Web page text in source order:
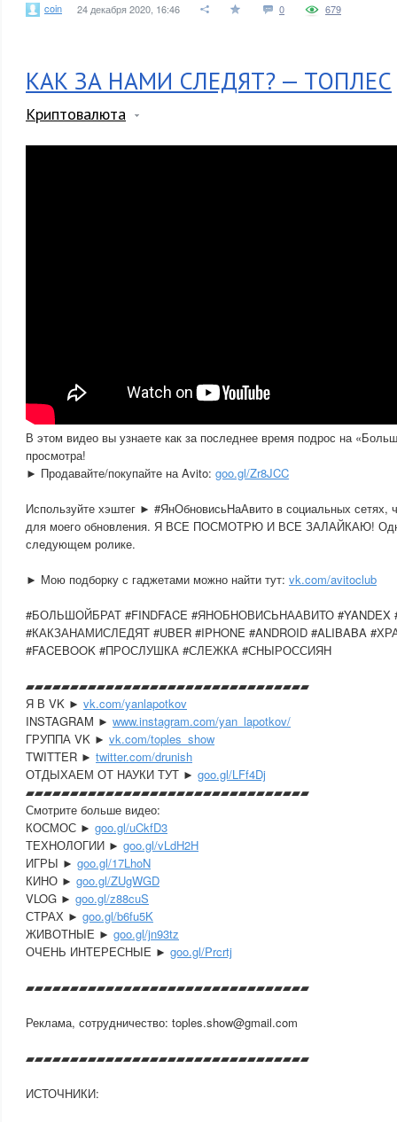
coin 24 декабря 2020, 16:46 0 679
КАК ЗА НАМИ СЛЕДЯТ? — ТОПЛЕС
Криптовалюта
В этом видео вы узнаете как за последнее время подрос на
просмотра!
► Продавайте/покупайте на Avito: goo.gl/Zr8JCC
Используйте хэштег ► #ЯнОбновисьНаАвито в социальных сетях,
для моего обновления. Я ВСЕ ПОСМОТРЮ И ВСЕ ЗАЛАЙКАЮ!
следующем ролике.
► Мою подборку с гаджетами можно найти тут: vk.com/avitoclub
#БОЛЬШОЙБРАТ #FINDFACE #ЯНОБНОВИСЬНААВИТО #YANDEX
#КАКЗАНАМИСЛЕДЯТ #UBER #IPHONE #ANDROID #ALIBABA
#FACEBOOK #ПРОСЛУШКА #СЛЕЖКА #СНЫРОССИЯН
▰▰▰▰▰▰▰▰▰▰▰▰▰▰▰▰▰▰▰▰▰▰▰▰▰▰▰▰▰▰­▰▰
Я В VK ► vk.com/yanlapotkov
INSTAGRAM ► www.instagram.com/yan_lapotkov/
ГРУППА VK ► vk.com/toples_show
TWITTER ► twitter.com/drunish
ОТДЫХАЕМ ОТ НАУКИ ТУТ ► goo.gl/LFf4Dj
▰▰▰▰▰▰▰▰▰▰▰▰▰▰▰▰▰▰▰▰▰▰▰▰▰▰▰▰▰▰­▰▰
Смотрите больше видео:
КОСМОС ► goo.gl/uCkfD3
ТЕХНОЛОГИИ ► goo.gl/vLdH2H
ИГРЫ ► goo.gl/17LhoN
КИНО ► goo.gl/ZUgWGD
VLOG ► goo.gl/z88cuS
СТРАХ ► goo.gl/b6fu5K
ЖИВОТНЫЕ ► goo.gl/jn93tz
ОЧЕНЬ ИНТЕРЕСНЫЕ ► goo.gl/Prcrtj
▰▰▰▰▰▰▰▰▰▰▰▰▰▰▰▰▰▰▰▰▰▰▰▰▰▰▰▰▰▰­▰▰
Реклама, сотрудничество: toples.show@gmail.com
▰▰▰▰▰▰▰▰▰▰▰▰▰▰▰▰▰▰▰▰▰▰▰▰▰▰▰▰▰▰­▰▰
ИСТОЧНИКИ: